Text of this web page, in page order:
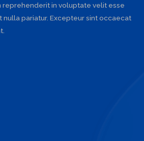
reprehenderit in voluptate velit esse
pariatur. Excepteur sint occaecat